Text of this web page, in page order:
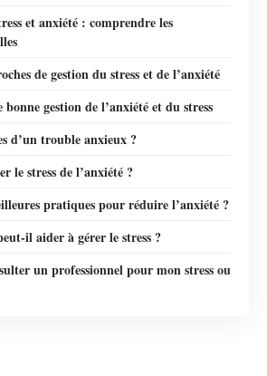
et anxiété : comprendre les
de gestion du stress et de l’anxiété
bonne gestion de l’anxiété et du stress
d’un trouble anxieux ?
le stress de l’anxiété ?
pratiques pour réduire l’anxiété ?
il aider à gérer le stress ?
un professionnel pour mon stress ou